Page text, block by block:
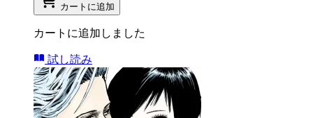
カートに追加
カートに追加しました
試し読み